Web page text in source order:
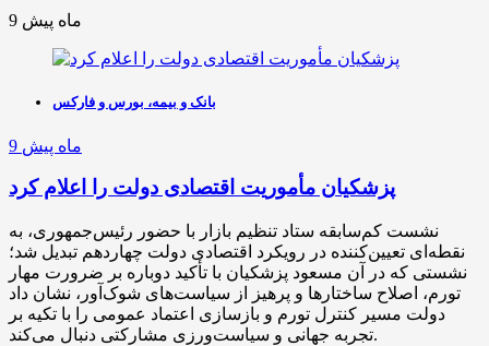
9 ماه پیش
بانک و بیمه، بورس و فارکس
9 ماه پیش
پزشکیان مأموریت اقتصادی دولت را اعلام کرد
نشست کم‌سابقه ستاد تنظیم بازار با حضور رئیس‌جمهوری، به
نقطه‌ای تعیین‌کننده در رویکرد اقتصادی دولت چهاردهم تبدیل شد؛
نشستی که در آن مسعود پزشکیان با تأکید دوباره بر ضرورت مهار
تورم، اصلاح ساختارها و پرهیز از سیاست‌های شوک‌آور، نشان داد
دولت مسیر کنترل تورم و بازسازی اعتماد عمومی را با تکیه بر
تجربه جهانی و سیاست‌ورزی مشارکتی دنبال می‌کند.